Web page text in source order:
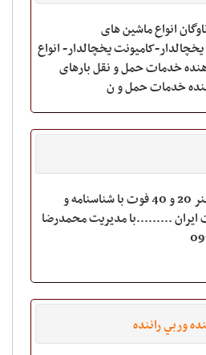
ناوگان انواع ماشین های
کامیونت یخچالدار- انواع
خدمات حمل و نقل بارهای
خدمات حمل و ن
خرید و فروش انواع کانتینر 20 و 40 فوت با شناسنامه و
.........با مدیریت محمدرضا
وربي راننده